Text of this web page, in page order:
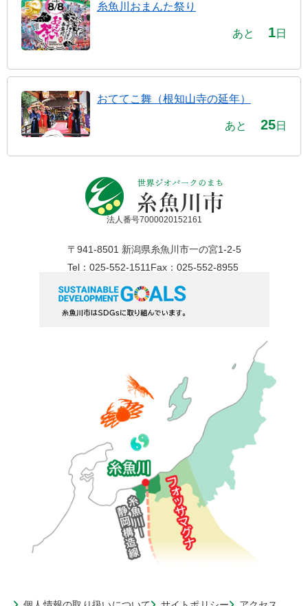
糸魚川おまんた祭り
あと 1日
おててこ舞（根知山寺の延年）
あと 25日
法人番号7000020152161
〒941-8501 新潟県糸魚川市一の宮1-2-5
Tel：025-552-1511 Fax：025-552-8955